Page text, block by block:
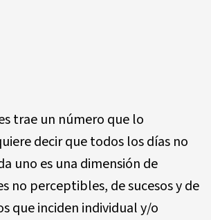
trae un número que lo
decir que todos los días no
uno es una dimensión de
no perceptibles, de sucesos y de
que inciden individual y/o